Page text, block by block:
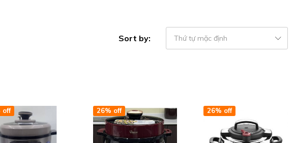
Sort by: Thứ tự mặc định
off
Add to wishlist
26% off
Add to wishlist
26% off
Add to wishlist